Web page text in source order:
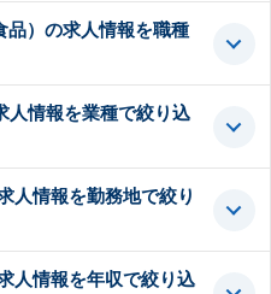
品）の求人情報を職種
人情報を業種で絞り込
人情報を勤務地で絞り
人情報を年収で絞り込